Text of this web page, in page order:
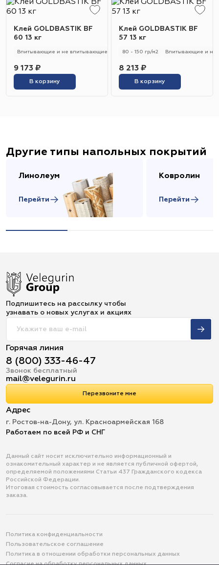
Клей GOLDBASTIK BF
60 13 кг
Впитывающие и не впитывающие 250 - 280 гр/м2 Универсальный
9 173 ₽
В корзину
Клей GOLDBASTIK BF
57 13 кг
80 - 150 гр/м2 Впитывающие и не
8 213 ₽
В корзину
Другие типы напольных покрытий
Линолеум
Перейти
Ковролин
Перейти
Подпишитесь на рассылку чтобы
узнавать о новых услугах и акциях
Горячая линия
8 (800) 333-46-47
Звонок бесплатный
mail@velegurin.ru
Перезвоните мне
Адрес
г. Ростов-на-Дону, ул. Красноармейская 168
Работаем по всей РФ и СНГ
Данный сайт носит исключительно информационный и
ознакомительный характер и не является публичной офертой,
определяемой положениями Статьи 437 Гражданского кодекса
Российской Федерации.
Итоговая стоимость согласовывается после подтверждения
заказа.
Политика конфиденциальности
Пользовательское соглашение
Политика в отношении обработки персональных данных